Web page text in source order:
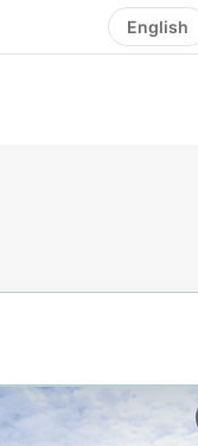
English